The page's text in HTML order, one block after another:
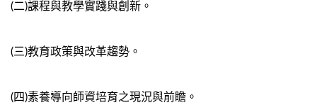
(二)課程與教學實踐與創新。
(三)教育政策與改革趨勢。
(四)素養導向師資培育之現況與前瞻。